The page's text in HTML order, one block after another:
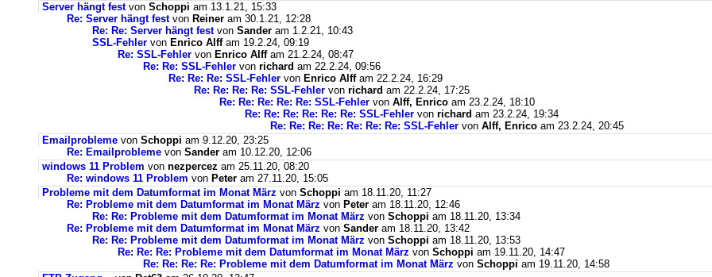
Server hängt festvon Schoppi am 13.1.21, 15:33
Re: Server hängt festvon Reiner am 30.1.21, 12:28
Re: Re: Server hängt festvon Sander am 1.2.21, 10:43
SSL-Fehler von Enrico Alffam 19.2.24, 09:19
Re: SSL-Fehler von Enrico Alffam 21.2.24, 08:47
Re: Re: SSL-Fehler von richard am 22.2.24, 09:56
Re: Re: Re: SSL-Fehler von Enrico Alffam 22.2.24, 16:29
Re: Re: Re: Re: SSL-Fehler von richard am 22.2.24, 17:25
Re: Re: Re: Re: Re: SSL-Fehler von Alff, Enrico am 23.2.24, 18:10
Re: Re: Re: Re: Re: Re: SSL-Fehler von richard am 23.2.24, 19:34
Re: Re: Re: Re: Re: Re: Re: SSL-Fehler von Alff, Enrico am 23.2.24, 20:45
Emailprobleme von Schoppi am 9.12.20, 23:25
Re: Emailprobleme von Sander am 10.12.20, 12:06
windows 11 Problem von nezpercez am 25.11.20, 08:20
Re: windows 11 Problem von Peter am 27.11.20, 15:05
Probleme mit dem Datumformat im Monat März von Schoppi am 18.11.20, 11:27
Re: Probleme mit dem Datumformat im Monat März von Peter am 18.11.20, 12:46
Re: Re: Probleme mit dem Datumformat im Monat März von Schoppi am 18.11.20, 13:34
Re: Probleme mit dem Datumformat im Monat März von Sander am 18.11.20, 13:42
Re: Re: Probleme mit dem Datumformat im Monat März von Schoppi am 18.11.20, 13:53
Re: Re: Re: Probleme mit dem Datumformat im Monat März von Schoppi am 19.11.20, 14:47
Re: Re: Re: Re: Probleme mit dem Datumformat im Monat März von Schoppi am 19.11.20, 14:58